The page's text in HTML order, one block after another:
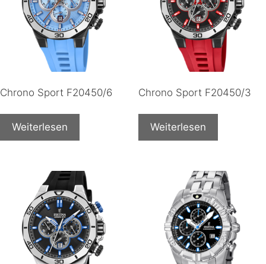
Chrono Sport F20450/6
Weiterlesen
Chrono Sport F20450/3
Weiterlesen